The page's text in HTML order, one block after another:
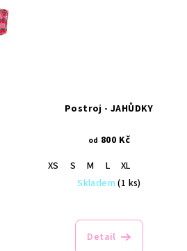
Postroj - JAHŮDKY
od 800 Kč
XS
S M L
XL
Skladem(1 ks)
Detail